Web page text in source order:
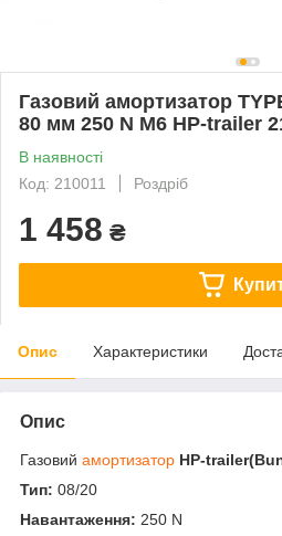
Газовий амортизатор
80 мм 250 N М6 HP-trailer
В наявності
Код: 210011
Роздріб
1 458 ₴
Опис Характеристики
Опис
Газовий амортизатор HP-
Тип: 08/20
Навантаження: 250 N